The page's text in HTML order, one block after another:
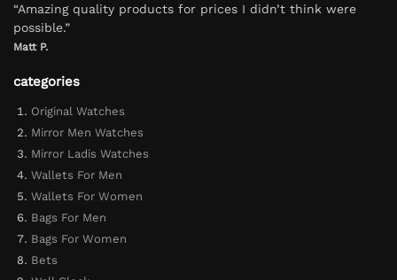
“Amazing quality products for prices I didn’t think were
possible.”
Matt P.
categories
Original Watches
Mirror Men Watches
Mirror Ladis Watches
Wallets For Men
Wallets For Women
Bags For Men
Bags For Women
Bets